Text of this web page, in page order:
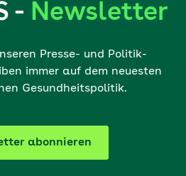
- Newsletter
Presse- und Politik-
immer auf dem neuesten
Gesundheitspolitik.
abonnieren